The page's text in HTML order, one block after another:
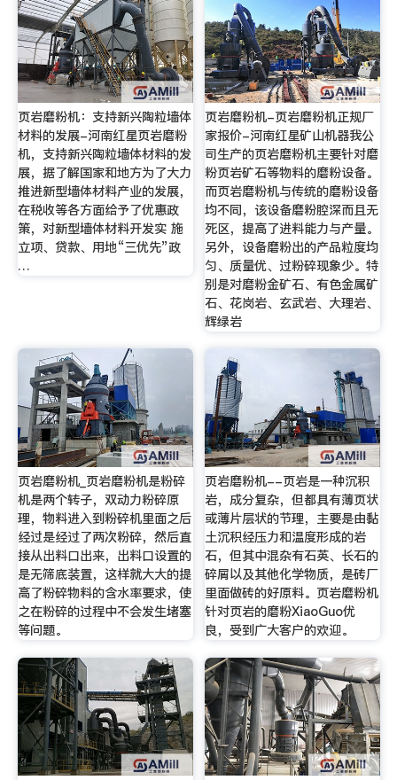
页岩磨粉机：支持新兴陶粒墙体
材料的发展-河南红星页岩磨粉
机，支持新兴陶粒墙体材料的发
展，据了解国家和地方为了大力
推进新型墙体材料产业的发展，
在税收等各方面给予了优惠政
策，对新型墙体材料开发实 施
立项、贷款、用地“三优先”政
…
页岩磨粉机-页岩磨粉机正规厂
家报价-河南红星矿山机器我公
司生产的页岩磨粉机主要针对磨
粉页岩矿石等物料的磨粉设备。
而页岩磨粉机与传统的磨粉设备
均不同，该设备磨粉腔深而且无
死区，提高了进料能力与产量。
另外，设备磨粉出的产品粒度均
匀、质量优、过粉碎现象少。特
别是对磨粉金矿石、有色金属矿
石、花岗岩、玄武岩、大理岩、
辉绿岩
页岩磨粉机_页岩磨粉机是粉碎
机是两个转子，双动力粉碎原
理，物料进入到粉碎机里面之后
经过是经过了两次粉碎，然后直
接从出料口出来，出料口设置的
是无筛底装置，这样就大大的提
高了粉碎物料的含水率要求，使
之在粉碎的过程中不会发生堵塞
等问题。
页岩磨粉机--页岩是一种沉积
岩，成分复杂，但都具有薄页状
或薄片层状的节理，主要是由黏
土沉积经压力和温度形成的岩
石，但其中混杂有石英、长石的
碎屑以及其他化学物质，是砖厂
里面做砖的好原料。页岩磨粉机
针对页岩的磨粉XiaoGuo优
良，受到广大客户的欢迎。